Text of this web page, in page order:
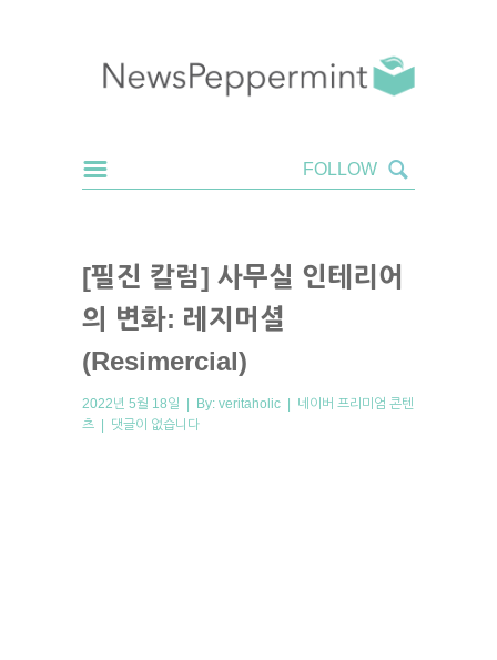
[필진 칼럼] 사무실 인테리어
의 변화: 레지머셜
(Resimercial)
2022년 5월 18일 | By: veritaholic | 네이버 프리미엄 콘텐
츠 | 댓글이 없습니다